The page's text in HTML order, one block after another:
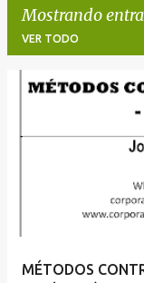
Mostrando
VER TODO
MÉTODOS